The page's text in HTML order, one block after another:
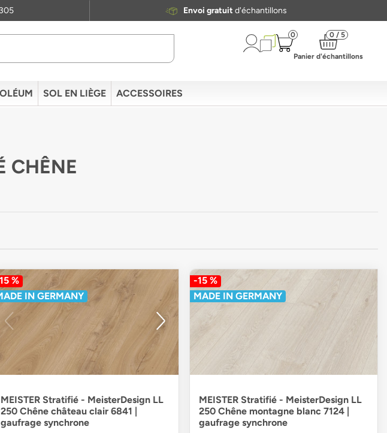
Envoi gratuitd'échantillons
0 0 / 5
Panier d'échantillons
SOL EN LIÈGE ACCESSOIRES
CHÊNE
%
IN GERMANY
MEISTER Stratifié - MeisterDesign LL
250 Chêne château clair 6841 |
gaufrage synchrone
-15 %
MADE IN GERMANY
MEISTER Stratifié - MeisterDesign LL
250 Chêne montagne blanc 7124 |
gaufrage synchrone